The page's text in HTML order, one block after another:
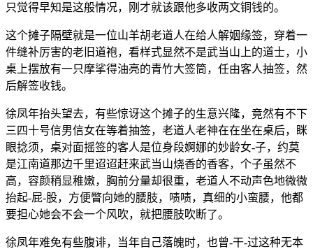
只觉得早知是这般情况，刚才就该跟他多收两文铜钱的。
这个摊子隔壁就是一位山羊胡老道人在给人解姻缘签，穿着一
件缝补厉害的老旧道袍，看样式显然不是武当山上的道士，小
桌上摆放有一只摩挲得油亮的青竹大签筒，任由客人抽签，然
后解签收钱。
徐凤年抬头望去，有些惊讶这个摊子的生意兴隆，竟然有不下
三四十号信男信女在等着抽签，老道人老神在在坐在桌后，眯
眼捻须，桌对面摇签的客人是位身段婀娜的妙龄女-子，约莫
是江南道那边千里迢迢赶来武当山烧香的香客，个子虽然不
高，容颜稍显稚嫩，胸前分量却很重，老道人不动声色地微微
抬起-屁-股，方便瞥向她的腰肢，啧啧，真细的小蛮腰，他都
要担心她会不会一个风吹，就把腰肢吹断了。
徐凤年难免有些腹诽，当年自己落魄时，也曾-干-过这种无本